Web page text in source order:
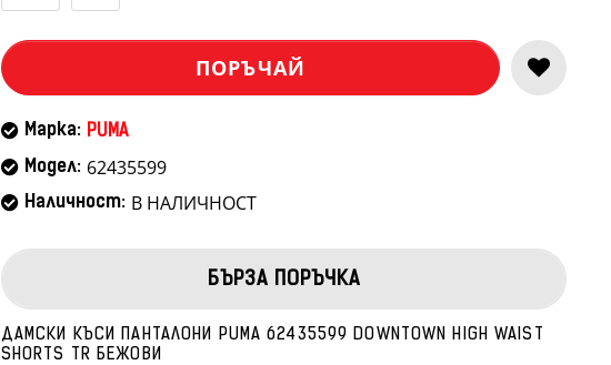
ПОРЪЧАЙ
Марка: PUMA
Модел: 62435599
Наличност: В НАЛИЧНОСТ
БЪРЗА ПОРЪЧКА
ДАМСКИ КЪСИ ПАНТАЛОНИ PUMA 62435599 DOWNTOWN HIGH WAIST
SHORTS TR БЕЖОВИ